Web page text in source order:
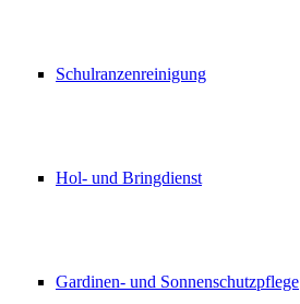
Schulranzenreinigung
Hol- und Bringdienst
Gardinen- und Sonnenschutzpflege